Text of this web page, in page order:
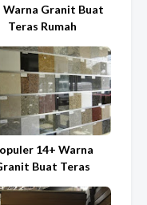
Warna Granit Buat
Teras Rumah
14+ Warna
Buat Teras